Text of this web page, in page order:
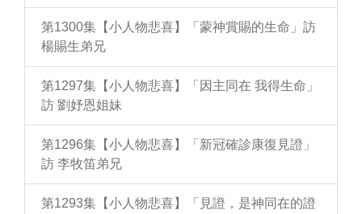
第1300集【小人物悲喜】「蒙神賞賜的生命」訪
楊賜生弟兄
第1297集【小人物悲喜】「因主同在 我得生命」
訪 劉妤恩姐妹
第1296集【小人物悲喜】「新冠確診康復見證」
訪 李牧笛弟兄
第1293集【小人物悲喜】「見證，是神同在的證